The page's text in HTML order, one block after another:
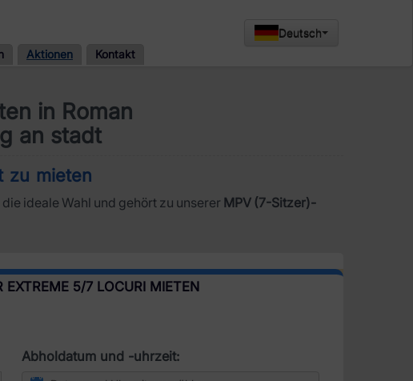
Aktionen Kontakt
Deutsch
in Roman
an stadt
zu mieten
die ideale Wahl und gehört zu unserer MPV (7-Sitzer)-
EXTREME 5/7 LOCURI MIETEN
Abholdatum und -uhrzeit: